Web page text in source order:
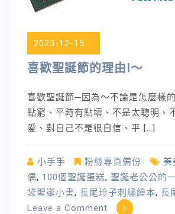
2023-12-15
喜歡聖誕節的理由Ⅰ～
喜歡聖誕節─因為～不論是怎麼樣
點窮、平時有點壞、不是太聰明、
愛、對自己不是很自信、平 […]
小手手 粉絲專頁備份
美
偶, 100個聖誕蛋糕, 聖誕老公公的
袋聖誕小書, 長尾玲子刺繡繪本, 長
Leave a Comment on